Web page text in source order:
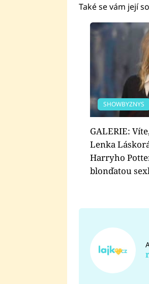
Také se vám její
SHOWBYZNYS
GALERIE:
Lenka
Harryho
blonďatou